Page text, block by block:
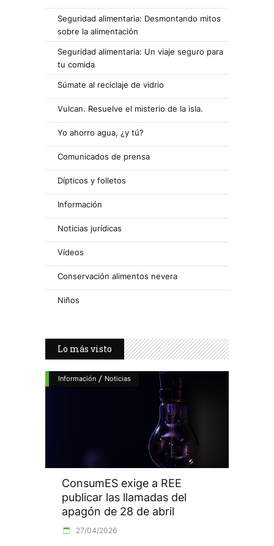
Seguridad alimentaria: Desmontando mitos
sobre la alimentación
Seguridad alimentaria: Un viaje seguro para
tu comida
Súmate al reciclaje de vidrio
Vulcan. Resuelve el misterio de la isla.
Yo ahorro agua, ¿y tú?
Comunicados de prensa
Dípticos y folletos
Información
Noticias jurídicas
Vídeos
Conservación alimentos nevera
Niños
Lo más visto
Información / Noticias
ConsumES exige a REE
publicar las llamadas del
apagón de 28 de abril
27/04/2026